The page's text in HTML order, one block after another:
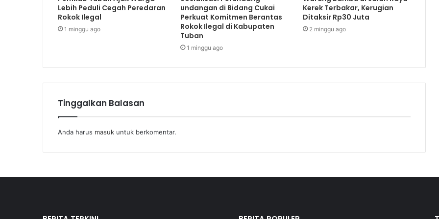
Lebih Peduli Cegah Peredaran
Rokok Ilegal
1 minggu ago
undangan di Bidang Cukai
Perkuat Komitmen Berantas
Rokok Ilegal di Kabupaten
Tuban
1 minggu ago
Kerek Terbakar, Kerugian
Ditaksir Rp30 Juta
2 minggu ago
Tinggalkan Balasan
Anda harus masuk untuk berkomentar.